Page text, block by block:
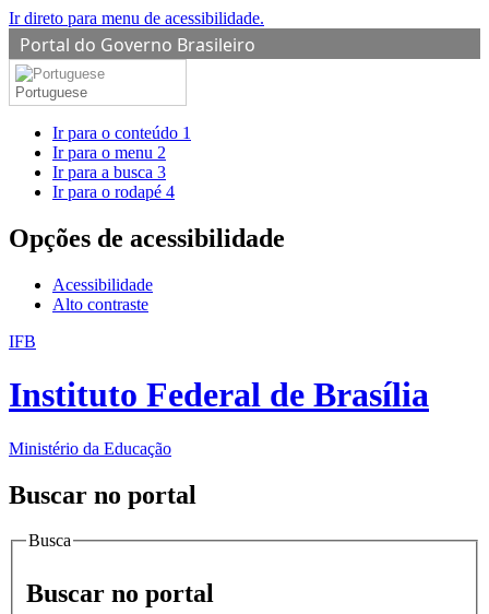
Ir direto para menu de acessibilidade.
Portal do Governo Brasileiro
Portuguese
Ir para o conteúdo 1
Ir para o menu 2
Ir para a busca 3
Ir para o rodapé 4
Opções de acessibilidade
Acessibilidade
Alto contraste
IFB
Instituto Federal de Brasília
Ministério da Educação
Buscar no portal
Busca
Buscar no portal